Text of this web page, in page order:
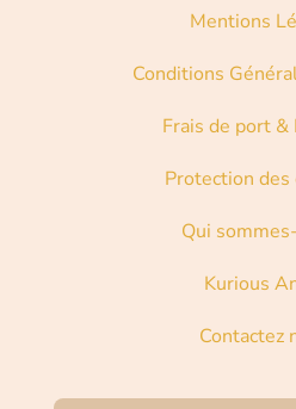
Mentions
Conditions
Frais de port &
Protection des
Qui
Kurious
Contactez